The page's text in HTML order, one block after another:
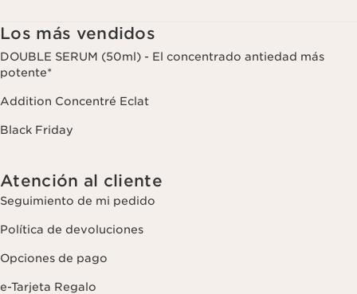
momento haciendo click en el enlace para darse de baja que
aparece en cada newsletter que reciba. Para más información
sobre la gestión de sus datos y sus derechos, consulte nuestra
Los más vendidos
DOUBLE SERUM (50ml) - El concentrado antiedad más
potente*
Addition Concentré Eclat
Black Friday
Atención al cliente
Seguimiento de mi pedido
Política de devoluciones
Opciones de pago
e-Tarjeta Regalo